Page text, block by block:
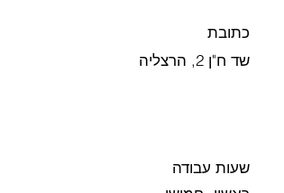
כתובת
שד ח"ן 2, הרצליה
שעות עבודה